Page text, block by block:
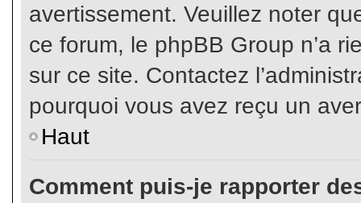
avertissement. Veuillez noter
ce forum, le phpBB Group n’a
sur ce site. Contactez
pourquoi vous avez reçu un
Haut
Comment puis-je rapporter